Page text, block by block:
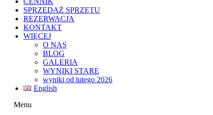
SPRZEDAŻ SPRZĘTU
REZERWACJA
KONTAKT
WIĘCEJ
O NAS
BLOG
GALERIA
WYNIKI STARE
wyniki od lutego 2026
English
Menu